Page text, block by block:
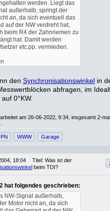
werden. Liegt das
außerhalb, springt der
an, da sich eventuell das
auf der NW verdreht hat,
beim R4 der Zahnriemen zu
hat. Damit werden
etc.pp. vermieden.
den Synchronisationswinkel in
abfragen, im
0°KW.
am 26-06-2022, 9:34, insgesamt 2-mal
PN WWW Garage
18:04
Titel: Was ist der
beim TDI?
hat folgendes geschrieben:
NW-Signal außerhalb,
Motor nicht an, da sich